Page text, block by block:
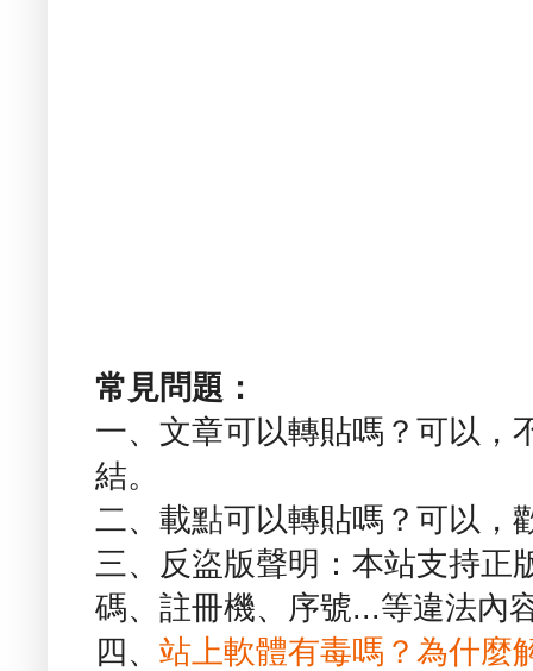
常見問題：
一、文章可以轉貼嗎？可以，
結。
二、載點可以轉貼嗎？可以，
三、反盜版聲明：本站支持正
碼、註冊機、序號...等違法內
四、 站上軟體有毒嗎？為什麼